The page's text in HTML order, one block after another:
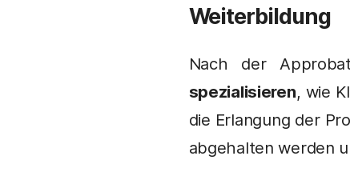
Weiterbildung
Nach der
spezialisieren, wie
die Erlangung der
abgehalten werden